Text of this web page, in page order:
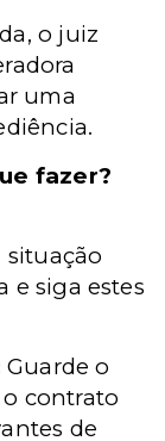
o juiz
uma
fazer?
situação
e siga estes
Guarde o
contrato
de